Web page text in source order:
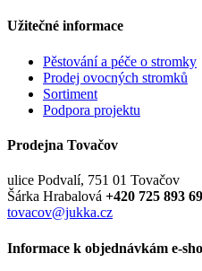
Užitečné informace
Pěstování a péče o stromky
Prodej ovocných stromků
Sortiment
Podpora projektu
Prodejna Tovačov
ulice Podvalí, 751 01 Tovačov
Šárka Hrabalová +420 725 893
tovacov@jukka.cz
Informace k objednávkám e-